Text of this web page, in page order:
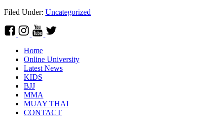
Filed Under: Uncategorized
Home
Online University
Latest News
KIDS
BJJ
MMA
MUAY THAI
CONTACT